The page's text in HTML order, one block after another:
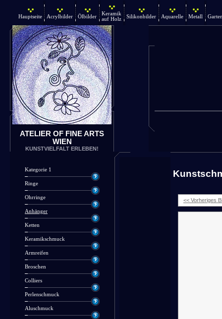
Hauptseite Acrylbilder Ölbilder
Keramik
auf Holz
Silikonbilder Aquarelle Metall
ATELIER OF FINE ARTS
WIEN
KUNSTVIELFALT ERLEBEN!
Kategorie 1
Ringe
Ohrringe
Anhänger
Ketten
Keramikschmuck
Armreifen
Broschen
Colliers
Perlenschmuck
Aluschmuck
<< Vorheriges